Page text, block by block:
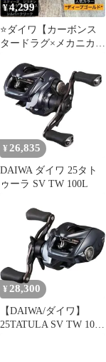
¥4,299
⭐️ダイワ【カーボンス
タードラグ×メカニカル
⭐️ディープゴールド
¥ 26,835
DAIWA ダイワ 25タト
ゥーラ SV TW 100L
¥ 28,300
【DAIWA/ダイワ】
25TATULA SV TW 100